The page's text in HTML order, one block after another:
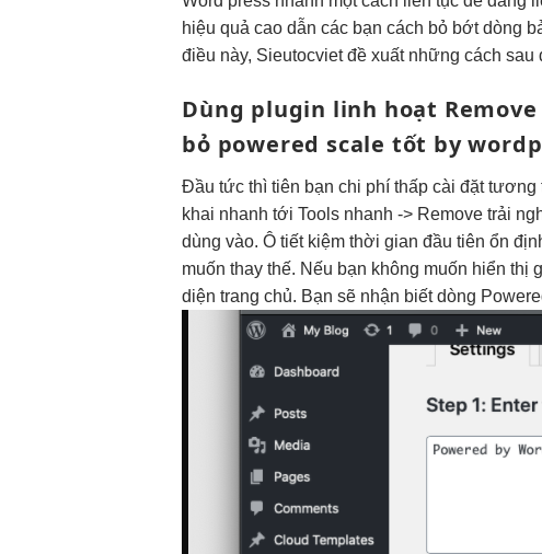
hiệu quả cao dẫn các bạn cách bỏ bớt dòng
điều này, Sieutocviet đề xuất những cách
Dùng plugin linh hoạt
bỏ powered scale tốt by
Đầutức thì tiên bạnchi phí thấp cài đặttương
khai nhanh tới Tools nhanh -> Removetrải
dùng vào. Ôtiết kiệm thời gian đầu tiênổn
muốn thay thế. Nếu bạn không muốn hiển
diện trang chủ. Bạn sẽ nhận biết dòng